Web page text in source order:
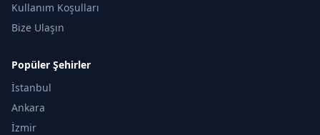
Kullanım Koşulları
Bize Ulaşın
Popüler Şehirler
İstanbul
Ankara
İzmir